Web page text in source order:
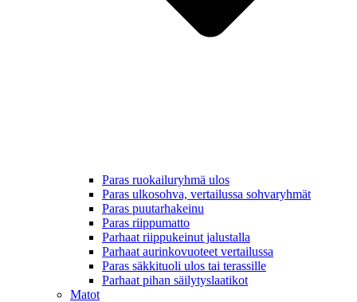
Paras ruokailuryhmä ulos
Paras ulkosohva, vertailussa sohvaryhmät
Paras puutarhakeinu
Paras riippumatto
Parhaat riippukeinut jalustalla
Parhaat aurinkovuoteet vertailussa
Paras säkkituoli ulos tai terassille
Parhaat pihan säilytyslaatikot
Matot